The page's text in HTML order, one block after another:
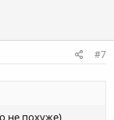
#7
не похуже)